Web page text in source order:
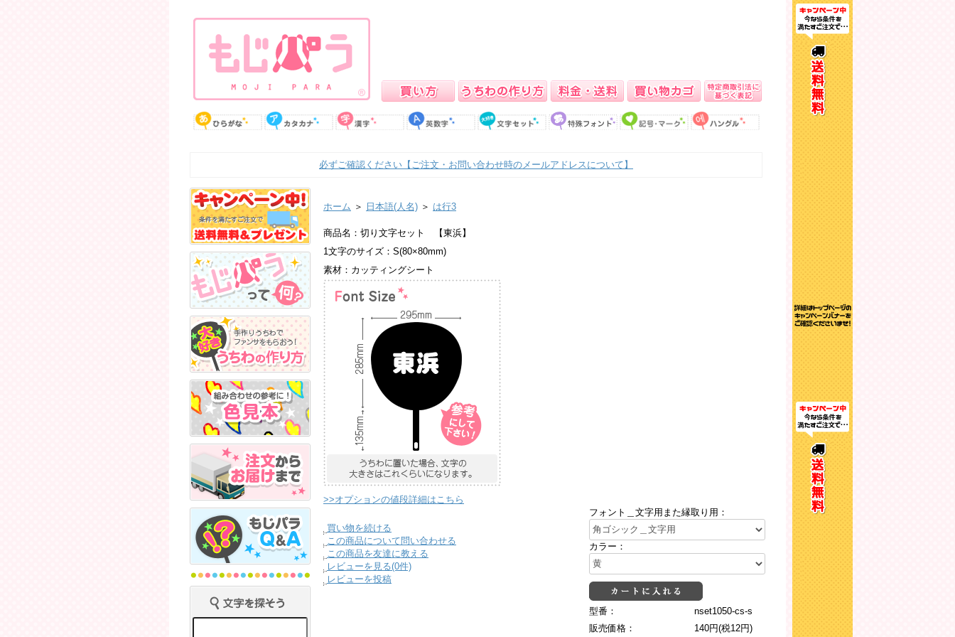
必ずご確認ください【ご注文・お問い合わせ時のメールアドレスについて】
ホーム ＞ 日本語(人名) ＞ は行3
商品名：切り文字セット 【東浜】
1文字のサイズ：S(80×80mm)
素材：カッティングシート
>>オプションの値段詳細はこちら
フォント＿文字用また縁取り用：
カラー：
型番：
nset1050-cs-s
販売価格：
140円(税12円)
買い物を続ける
この商品について問い合わせる
この商品を友達に教える
レビューを見る(0件)
レビューを投稿